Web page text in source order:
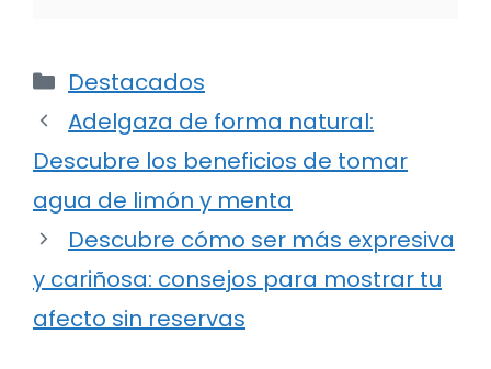
Categorías
Destacados
Adelgaza de forma natural:
Descubre los beneficios de tomar
agua de limón y menta
Descubre cómo ser más expresiva
y cariñosa: consejos para mostrar tu
afecto sin reservas